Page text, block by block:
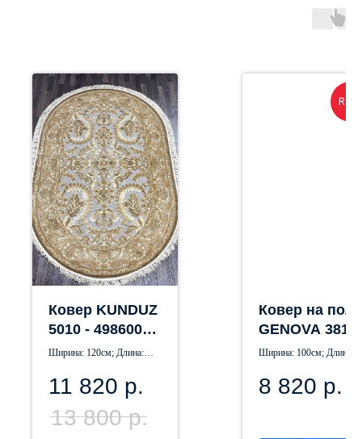
Ковер KUNDUZ
5010 - 498600
овал
Ширина: 120см; Длина:
11 820 р.
13 800 р.
Ковер на пол
GENOVA
- 656590
Ширина: 100см; Длина:
8 820 р.